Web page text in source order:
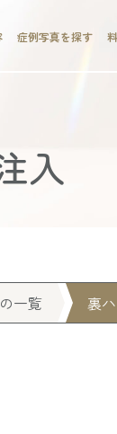
症例写真を探す
入
一覧 裏